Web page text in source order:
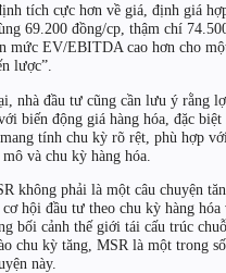
tích cực hơn về giá, định giá
69.200 đồng/cp, thậm chí
mức EV/EBITDA cao hơn cho
lược”.
nhà đầu tư cũng cần lưu ý rằng
biến động giá hàng hóa, đặc
tính chu kỳ rõ rệt, phù hợp
và chu kỳ hàng hóa.
không phải là một câu chuyện
hội đầu tư theo chu kỳ hàng hóa
bối cảnh thế giới tái cấu trúc
chu kỳ tăng, MSR là một trong
này.